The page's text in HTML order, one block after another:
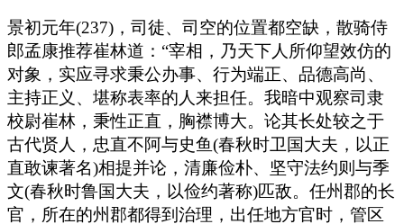
景初元年(237)，司徒、司空的位置都空缺，散骑侍
郎孟康推荐崔林道：“宰相，乃天下人所仰望效仿的
对象，实应寻求秉公办事、行为端正、品德高尚、
主持正义、堪称表率的人来担任。我暗中观察司隶
校尉崔林，秉性正直，胸襟博大。论其长处较之于
古代贤人，忠直不阿与史鱼(春秋时卫国大夫，以正
直敢谏著名)相提并论，清廉俭朴、坚守法约则与季
文(春秋时鲁国大夫，以俭约著称)匹敌。任州郡的长
官，所在的州郡都得到治理，出任地方官时，管区